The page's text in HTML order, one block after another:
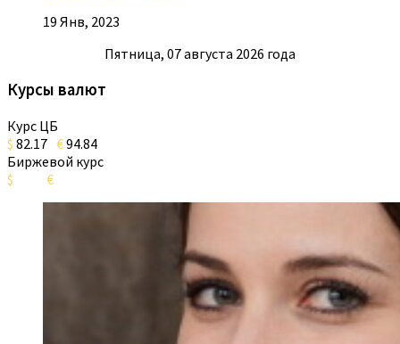
19 Янв, 2023
Пятница, 07 августа 2026 года
Курсы валют
Курс ЦБ
$ 82.17 €94.84
Биржевой курс
$
€